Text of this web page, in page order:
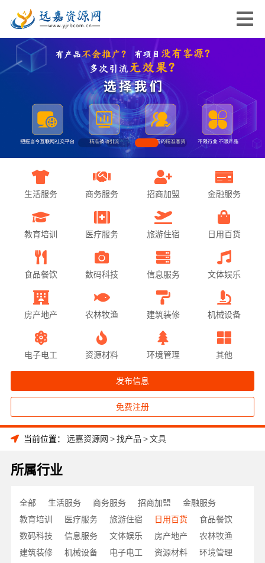
生活服务 商务服务 招商加盟 金融服务
教育培训 医疗服务 旅游住宿 日用百货
食品餐饮 数码科技 信息服务 文体娱乐
房产地产 农林牧渔 建筑装修 机械设备
电子电工 资源材料 环境管理 其他
发布信息
免费注册
当前位置： 远嘉资源网 >找产品 >文具
所属行业
全部 生活服务 商务服务 招商加盟
金融服务
教育培训
医疗服务 旅游住宿 日用百货
食品餐饮
数码科技
信息服务 文体娱乐 房产地产
农林牧渔
建筑装修
机械设备 电子电工 资源材料
环境管理